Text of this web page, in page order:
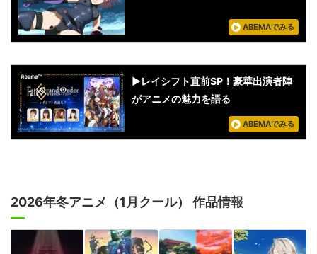
ABEMAでみる
▶︎レイシフト直前SP！豪華出演者陣
がアニメの魅力を語る
ABEMAでみる
2026年冬アニメ（1月クール） 作品情報